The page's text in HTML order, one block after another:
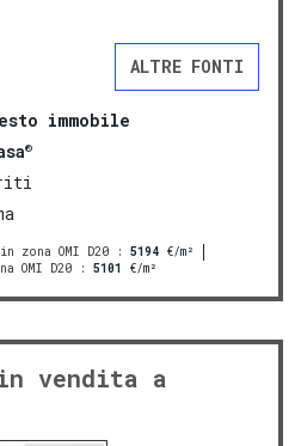
ALTRE FONTI
immobile
®
zona OMI D20 : 5194 €/m²
OMI D20 : 5101 €/m²
vendita a